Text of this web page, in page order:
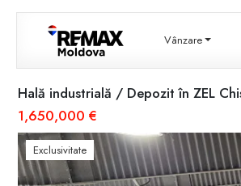
Vânzare
Hală industrială / Depozit în ZEL
1,650,000 €
Exclusivitate